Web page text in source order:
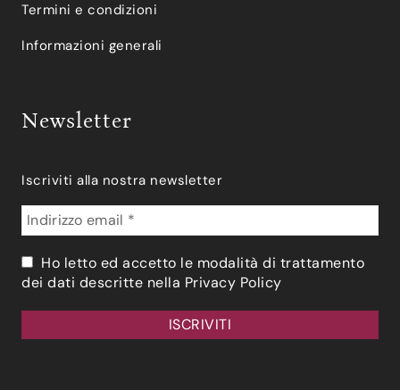
Termini e condizioni
Informazioni generali
Newsletter
Iscriviti alla nostra newsletter
Ho letto ed accetto le modalità di trattamento
dei dati descritte nella Privacy Policy